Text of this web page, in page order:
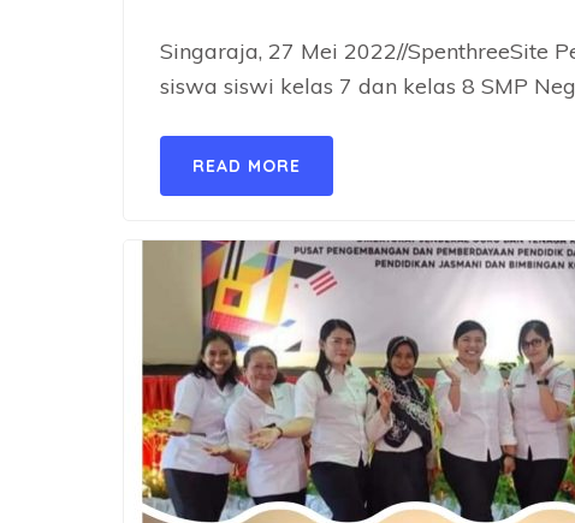
Singaraja, 27 Mei 2022//SpenthreeSite
siswa siswi kelas 7 dan kelas 8 SMP
READ MORE